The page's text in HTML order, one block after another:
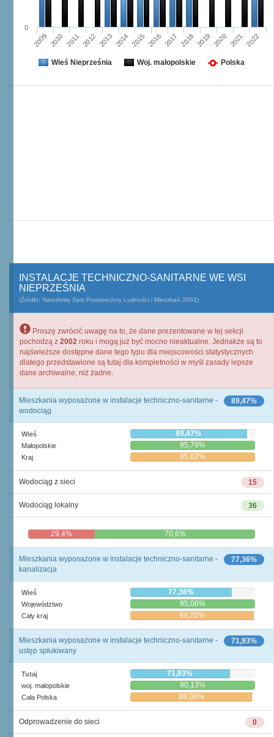
2009 2010 2011 2012 2013 2014 2015 2016 2017 2018 2019 2020 2021 2022
0
Wieś Nieprześnia Woj. małopolskie Polska
INSTALACJE TECHNICZNO-SANITARNE WE WSI
NIEPRZEŚNIA
(Źródło: Narodowy Spis Powszechny Ludności i Mieszkań 2002)
Proszę zwrócić uwagę na to, że dane prezentowane w tej sekcji
pochodzą z 2002 roku i mogą już być mocno nieaktualne. Jednakże są to
najświeższe dostępne dane tego typu dla miejscowości statystycznych
dlatego przedstawione są tutaj dla kompletności w myśl zasady lepsze
dane archiwalne, niż żadne.
89,47%
Mieszkania wyposażone w instalacje techniczno-sanitarne -
wodociąg
Wieś 89,47%
Małopolskie 95,79%
Kraj 95,62%
15
Wodociąg z sieci
36
Wodociąg lokalny
29,4% 70,6%
77,36%
Mieszkania wyposażone w instalacje techniczno-sanitarne -
kanalizacja
Wieś 77,36%
Województwo 95,06%
Cały kraj 94,20%
71,93%
Mieszkania wyposażone w instalacje techniczno-sanitarne -
ustęp spłukiwany
Tutaj 71,93%
woj. małopolskie 90,13%
Cała Polska 88,08%
0
Odprowadzenie do sieci